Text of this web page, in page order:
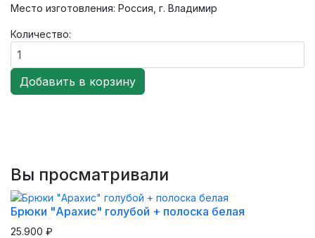
Место изготовления: Россия, г. Владимир
Количество:
Вы просматривали
Брюки "Арахис" голубой + полоска белая
25.900 ₽